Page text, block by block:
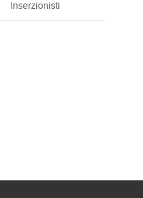
Inserzionisti